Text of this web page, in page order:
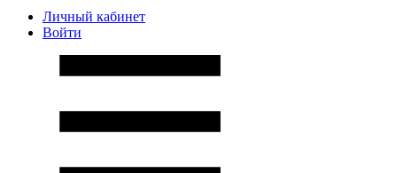
Личный кабинет
Войти